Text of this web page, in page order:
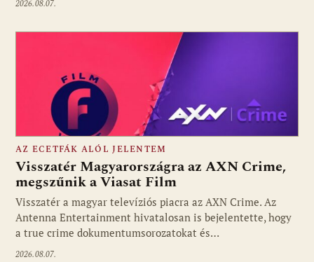
2026.08.07.
Fotó: media1.hu
AZ ECETFÁK ALÓL JELENTEM
Visszatér Magyarországra az AXN Crime,
megszűnik a Viasat Film
Visszatér a magyar televíziós piacra az AXN Crime. Az
Antenna Entertainment hivatalosan is bejelentette, hogy
a true crime dokumentumsorozatokat és…
2026.08.07.